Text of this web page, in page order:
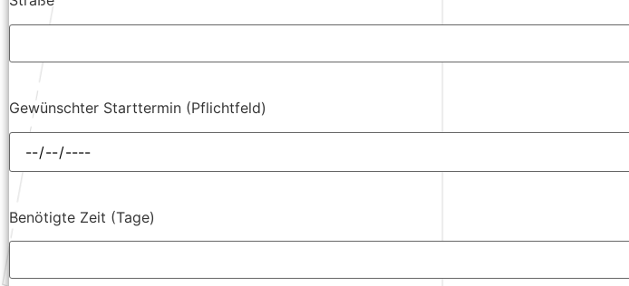
Gewünschter Starttermin (Pflichtfeld)
Benötigte Zeit (Tage)